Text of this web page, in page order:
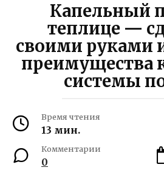
Капельный
теплице —
своими руками
преимущества
системы
Время чтения
13 мин.
Комментарии
0